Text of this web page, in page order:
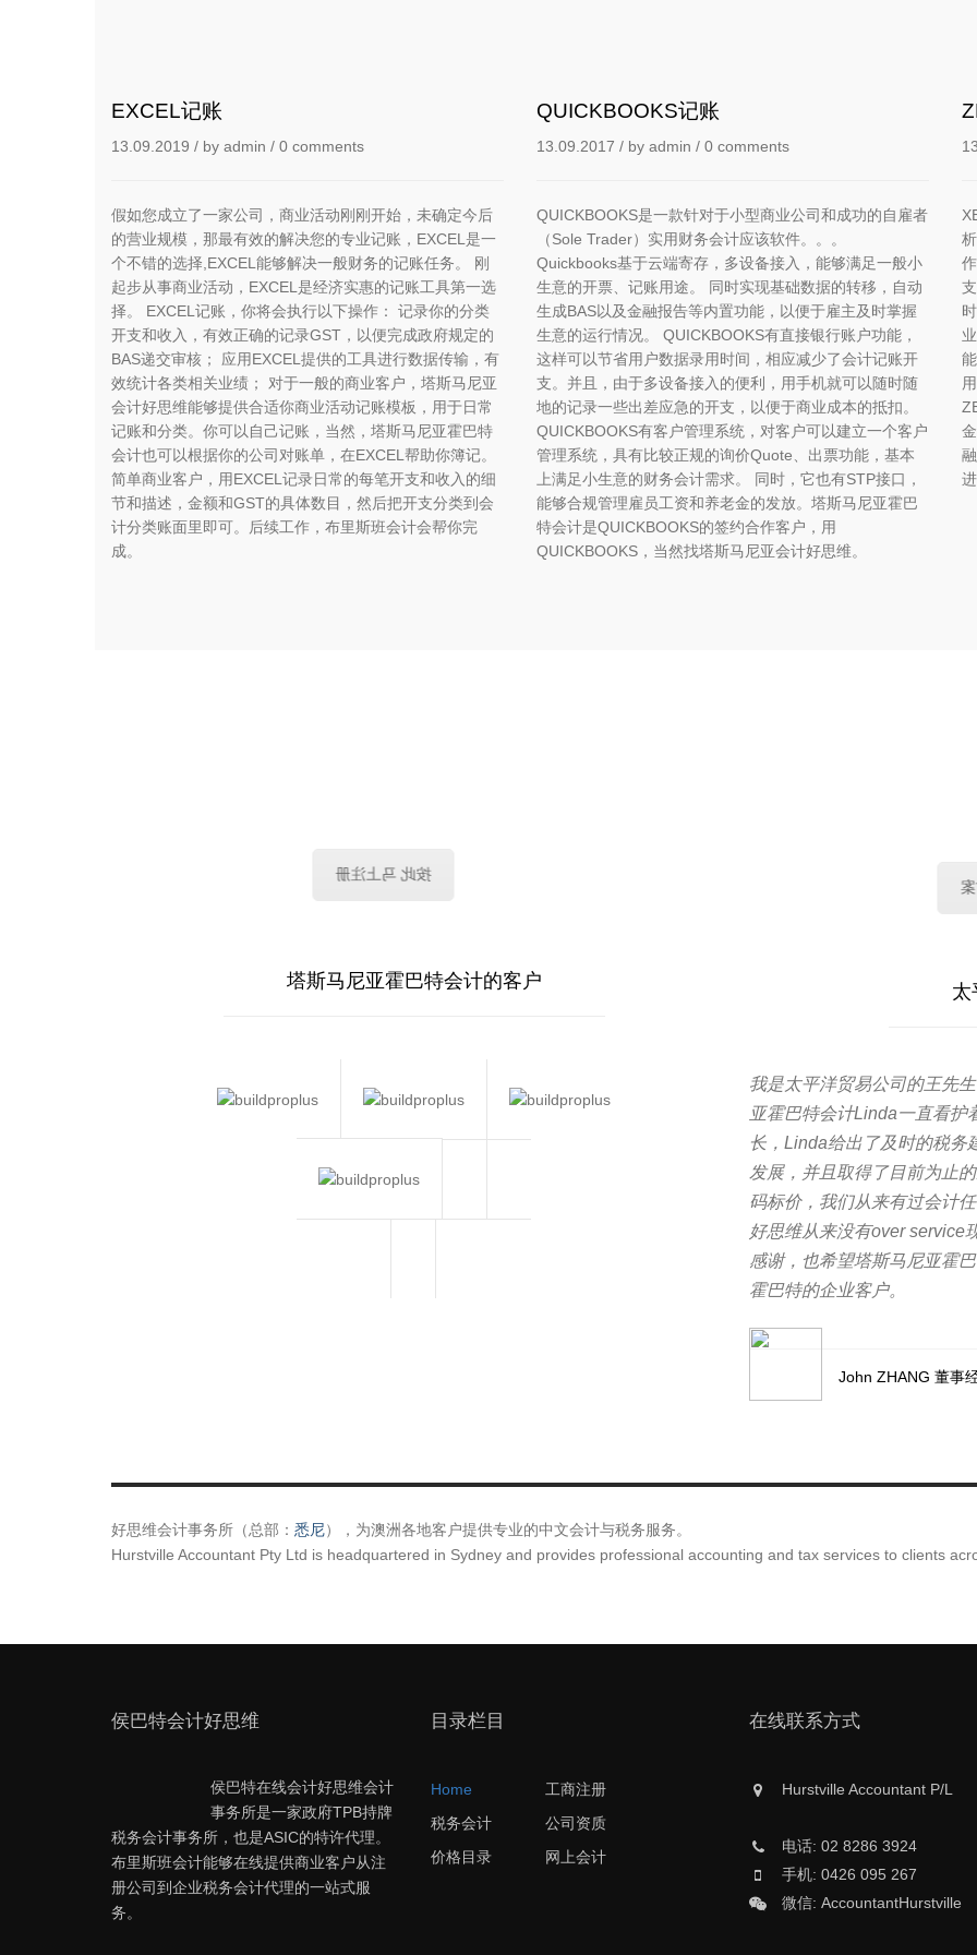
EXCEL记账
13.09.2019 / by admin / 0 comments
假如您成立了一家公司，商业活动刚刚开始，未确定今后
的营业规模，那最有效的解决您的专业记账，EXCEL是一
个不错的选择,EXCEL能够解决一般财务的记账任务。 刚
起步从事商业活动，EXCEL是经济实惠的记账工具第一选
择。 EXCEL记账，你将会执行以下操作： 记录你的分类
开支和收入，有效正确的记录GST，以便完成政府规定的
BAS递交审核； 应用EXCEL提供的工具进行数据传输，有
效统计各类相关业绩； 对于一般的商业客户，塔斯马尼亚
会计好思维能够提供合适你商业活动记账模板，用于日常
记账和分类。你可以自己记账，当然，塔斯马尼亚霍巴特
会计也可以根据你的公司对账单，在EXCEL帮助你簿记。
简单商业客户，用EXCEL记录日常的每笔开支和收入的细
节和描述，金额和GST的具体数目，然后把开支分类到会
计分类账面里即可。后续工作，布里斯班会计会帮你完
成。
QUICKBOOKS记账
13.09.2017 / by admin / 0 comments
QUICKBOOKS是一款针对于小型商业公司和成功的自雇者
（Sole Trader）实用财务会计应该软件。。。
Quickbooks基于云端寄存，多设备接入，能够满足一般小
生意的开票、记账用途。 同时实现基础数据的转移，自动
生成BAS以及金融报告等内置功能，以便于雇主及时掌握
生意的运行情况。 QUICKBOOKS有直接银行账户功能，
这样可以节省用户数据录用时间，相应减少了会计记账开
支。并且，由于多设备接入的便利，用手机就可以随时随
地的记录一些出差应急的开支，以便于商业成本的抵扣。
QUICKBOOKS有客户管理系统，对客户可以建立一个客户
管理系统，具有比较正规的询价Quote、出票功能，基本
上满足小生意的财务会计需求。 同时，它也有STP接口，
能够合规管理雇员工资和养老金的发放。塔斯马尼亚霍巴
特会计是QUICKBOOKS的签约合作客户，用
QUICKBOOKS，当然找塔斯马尼亚会计好思维。
按此 马上注册
塔斯马尼亚霍巴特会计的客户 太
我是太平洋贸易公司的王先
亚霍巴特会计Linda一直看护
长，Linda给出了及时的税务
发展，并且取得了目前为止
码标价，我们从来有过会计
好思维从来没有over service
感谢，也希望塔斯马尼亚霍
霍巴特的企业客户。
John ZHANG 董事
好思维会计事务所（总部： 悉尼），为澳洲各地客户提供专业的中文会计与税务服务。
Hurstville Accountant Pty Ltd is headquartered in Sydney and provides professional accounting and tax services to clients
侯巴特会计好思维
侯巴特在线会计好思维会计
事务所是一家政府TPB持牌
税务会计事务所，也是ASIC的特许代理。
布里斯班会计能够在线提供商业客户从注
册公司到企业税务会计代理的一站式服
务。
目录栏目
Home
工商注册
税务会计
公司资质
价格目录
网上会计
在线联系方式
Hurstville Accountant P/L
电话: 02 8286 3924
手机: 0426 095 267
微信: AccountantHurstville